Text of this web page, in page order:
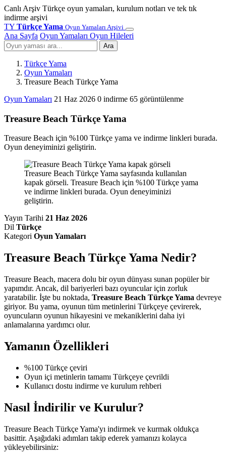
Canlı Arşiv Türkçe oyun yamaları, kurulum notları ve tek tık
indirme arşivi
TY Türkçe Yama Oyun Yamaları Arşivi
Ana Sayfa Oyun Yamaları Oyun Hileleri
Ara
Türkçe Yama
Oyun Yamaları
Treasure Beach Türkçe Yama
Oyun Yamaları 21 Haz 2026 0 indirme 65 görüntülenme
Treasure Beach Türkçe Yama
Treasure Beach için %100 Türkçe yama ve indirme linkleri burada.
Oyun deneyiminizi geliştirin.
Treasure Beach Türkçe Yama sayfasında kullanılan
kapak görseli. Treasure Beach için %100 Türkçe yama
ve indirme linkleri burada. Oyun deneyiminizi
geliştirin.
Yayın Tarihi 21 Haz 2026
Dil Türkçe
Kategori Oyun Yamaları
Treasure Beach Türkçe Yama Nedir?
Treasure Beach, macera dolu bir oyun dünyası sunan popüler bir
yapımdır. Ancak, dil bariyerleri bazı oyuncular için zorluk
yaratabilir. İşte bu noktada, Treasure Beach Türkçe Yama devreye
giriyor. Bu yama, oyunun tüm metinlerini Türkçeye çevirerek,
oyuncuların oyunun hikayesini ve mekaniklerini daha iyi
anlamalarına yardımcı olur.
Yamanın Özellikleri
%100 Türkçe çeviri
Oyun içi metinlerin tamamı Türkçeye çevrildi
Kullanıcı dostu indirme ve kurulum rehberi
Nasıl İndirilir ve Kurulur?
Treasure Beach Türkçe Yama'yı indirmek ve kurmak oldukça
basittir. Aşağıdaki adımları takip ederek yamanızı kolayca
yükleyebilirsiniz: